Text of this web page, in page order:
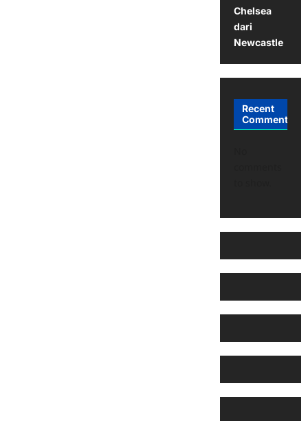
Chelsea
dari
Newcastle
Recent
Comments